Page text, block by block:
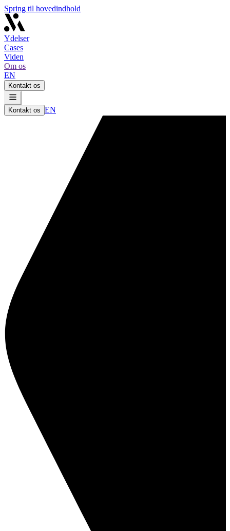
Spring til hovedindhold
Ydelser
Cases
Viden
Om os
EN
Kontakt os
Kontakt os EN